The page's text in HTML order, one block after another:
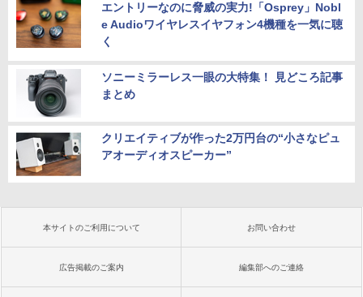
エントリーなのに脅威の実力!「Osprey」Nobl
e Audioワイヤレスイヤフォン4機種を一気に聴
く
ソニーミラーレス一眼の大特集！ 見どころ記事
まとめ
クリエイティブが作った2万円台の“小さなピュ
アオーディオスピーカー”
本サイトのご利用について お問い合わせ
広告掲載のご案内 編集部へのご連絡